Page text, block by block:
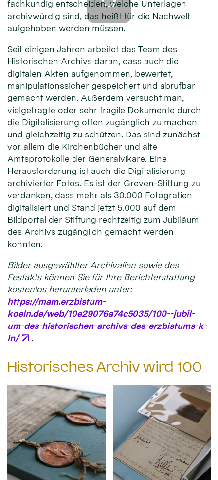
fachkundig entscheiden, welche Unterlagen
archivwürdig sind, das heißt für die Nachwelt
aufgehoben werden müssen.
Seit einigen Jahren arbeitet das Team des
Historischen Archivs daran, dass auch die
digitalen Akten aufgenommen, bewertet,
manipulationssicher gespeichert und abrufbar
gemacht werden. Außerdem versucht man,
vielgefragte oder sehr fragile Dokumente durch
die Digitalisierung offen zugänglich zu machen
und gleichzeitig zu schützen. Das sind zunächst
vor allem die Kirchenbücher und alte
Amtsprotokolle der Generalvikare. Eine
Herausforderung ist auch die Digitalisierung
archivierter Fotos. Es ist der Greven-Stiftung zu
verdanken, dass mehr als 30.000 Fotografien
digitalisiert und Stand jetzt 5.000 auf dem
Bildportal der Stiftung rechtzeitig zum Jubiläum
des Archivs zugänglich gemacht werden
konnten.
Bilder ausgewählter Archivalien sowie des
Festakts können Sie für Ihre Berichterstattung
kostenlos herunterladen unter:
https://mam.erzbistum-
koeln.de/web/10e29076a74c5035/100--jubil-
um-des-historischen-archivs-des-erzbistums-k-
ln/
.
Historisches Archiv wird 100